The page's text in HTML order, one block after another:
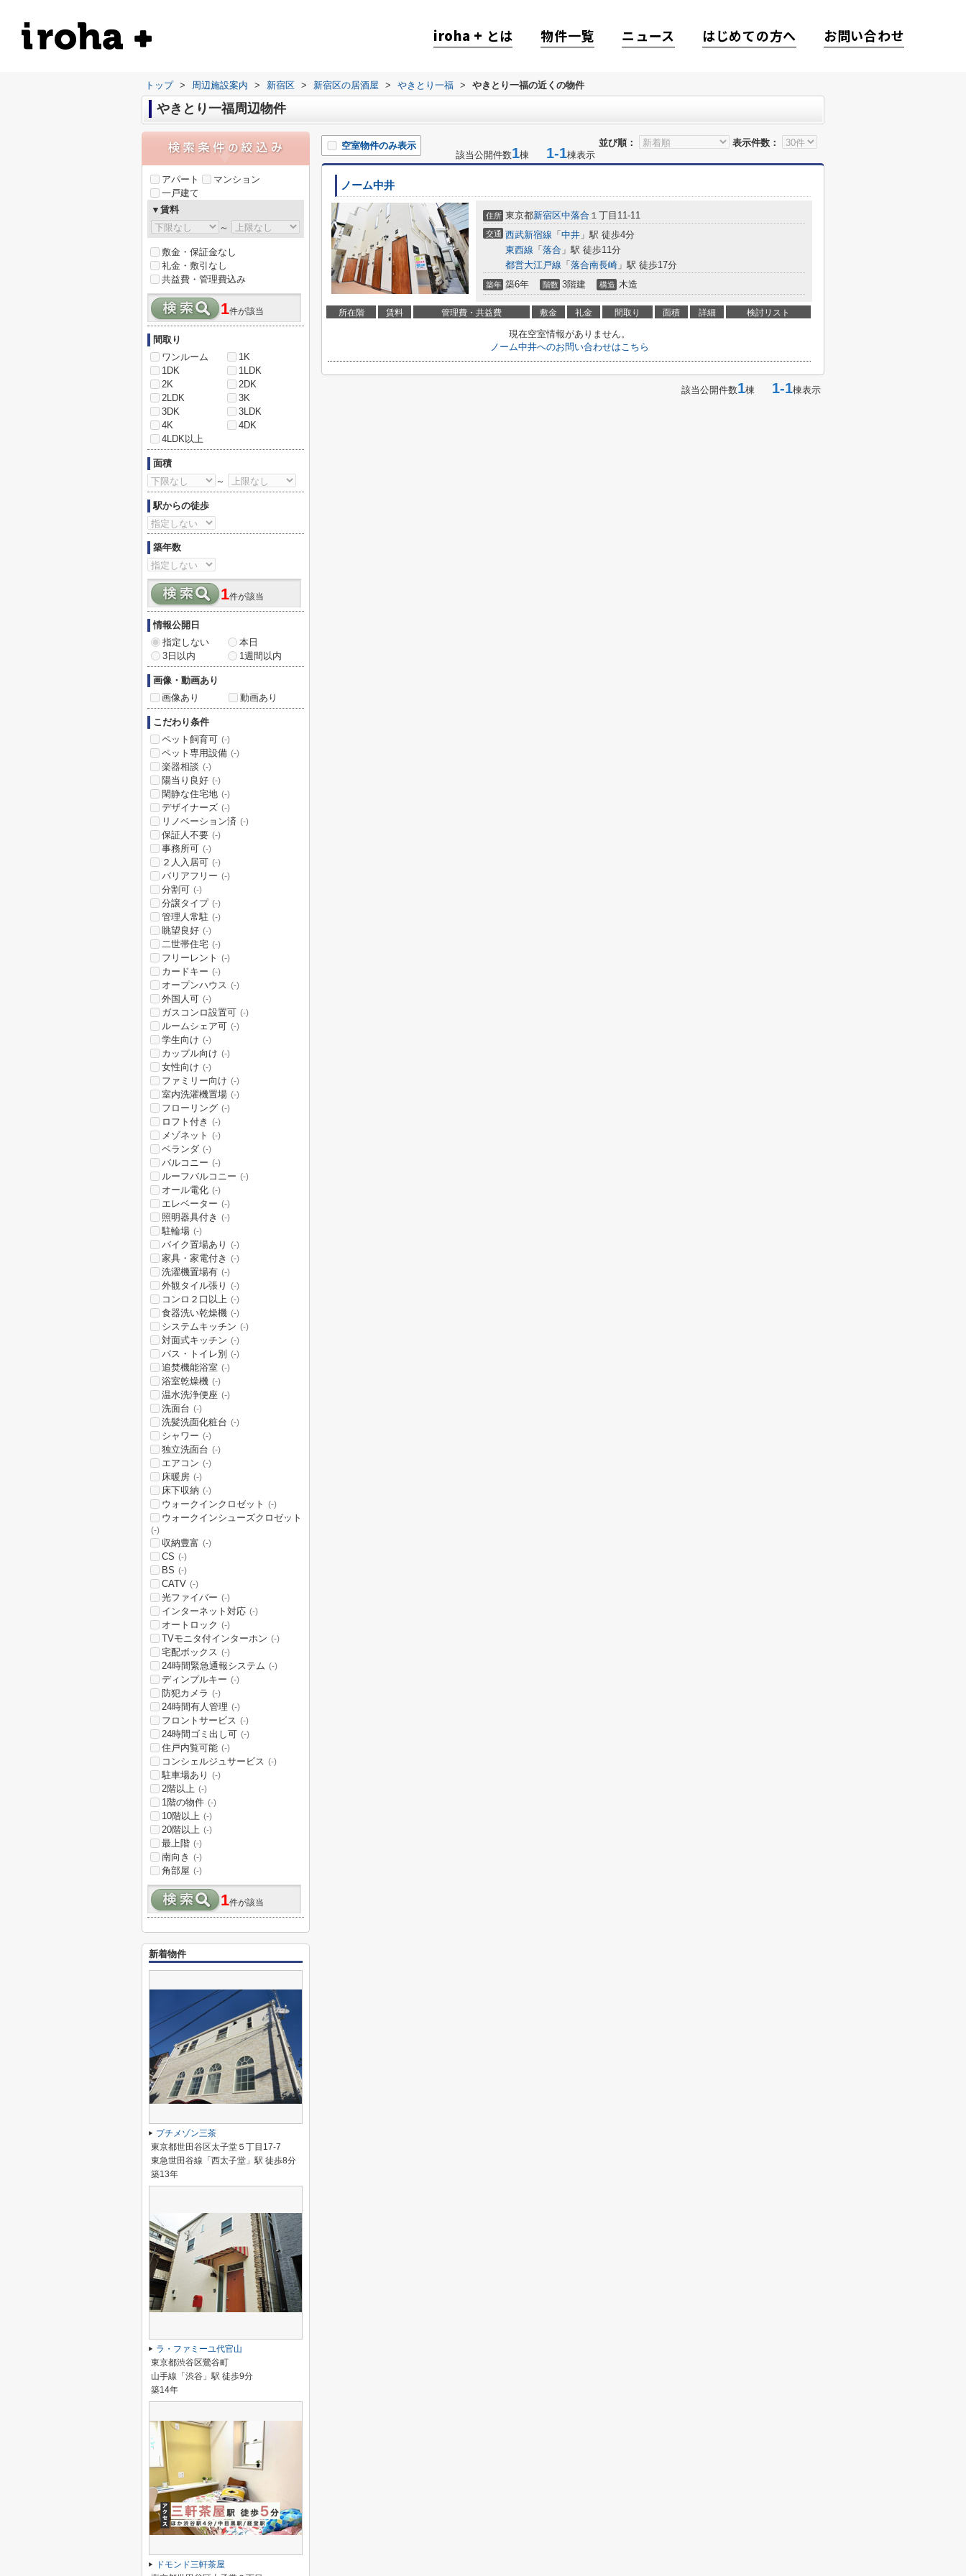
iroha + とは 物件一覧 ニュース はじめての方へ お問い合わせ
トップ > 周辺施設案内 > 新宿区 > 新宿区の居酒屋 > やきとり一福 > やきとり一福の近くの物件
やきとり一福周辺物件
並び順： 表示件数：
空室物件のみ表示
該当公開件数1棟 1-1棟表示
ノーム中井
住所 東京都新宿区中落合 １丁目11-11
交通 西武新宿線 「 中井 」駅 徒歩4分
東西線 「 落合 」駅 徒歩11分
都営大江戸線 「 落合南長崎 」駅 徒歩17分
築年 築6年 階数 3階建 構造 木造
所在階 賃料 管理費・共益費 敷金 礼金 間取り 面積 詳細 検討リスト
現在空室情報がありません。
ノーム中井へのお問い合わせはこちら
該当公開件数1棟 1-1棟表示
アパート
マンション
一戸建て
▼賃料
～
敷金・保証金なし
礼金・敷引なし
共益費・管理費込み
1件が該当
間取り
ワンルーム
1K
1DK
1LDK
2K
2DK
2LDK
3K
3DK
3LDK
4K
4DK
4LDK以上
面積
～
駅からの徒歩
築年数
1件が該当
情報公開日
指定しない
本日
3日以内
1週間以内
画像・動画あり
画像あり
動画あり
こだわり条件
ペット飼育可 (-)
ペット専用設備 (-)
楽器相談 (-)
陽当り良好 (-)
閑静な住宅地 (-)
デザイナーズ (-)
リノベーション済 (-)
保証人不要 (-)
事務所可 (-)
２人入居可 (-)
バリアフリー (-)
分割可 (-)
分譲タイプ (-)
管理人常駐 (-)
眺望良好 (-)
二世帯住宅 (-)
フリーレント (-)
カードキー (-)
オープンハウス (-)
外国人可 (-)
ガスコンロ設置可 (-)
ルームシェア可 (-)
学生向け (-)
カップル向け (-)
女性向け (-)
ファミリー向け (-)
室内洗濯機置場 (-)
フローリング (-)
ロフト付き (-)
メゾネット (-)
ベランダ (-)
バルコニー (-)
ルーフバルコニー (-)
オール電化 (-)
エレベーター (-)
照明器具付き (-)
駐輪場 (-)
バイク置場あり (-)
家具・家電付き (-)
洗濯機置場有 (-)
外観タイル張り (-)
コンロ２口以上 (-)
食器洗い乾燥機 (-)
システムキッチン (-)
対面式キッチン (-)
バス・トイレ別 (-)
追焚機能浴室 (-)
浴室乾燥機 (-)
温水洗浄便座 (-)
洗面台 (-)
洗髪洗面化粧台 (-)
シャワー (-)
独立洗面台 (-)
エアコン (-)
床暖房 (-)
床下収納 (-)
ウォークインクロゼット (-)
ウォークインシューズクロゼット
(-)
収納豊富 (-)
CS (-)
BS (-)
CATV (-)
光ファイバー (-)
インターネット対応 (-)
オートロック (-)
TVモニタ付インターホン (-)
宅配ボックス (-)
24時間緊急通報システム (-)
ディンプルキー (-)
防犯カメラ (-)
24時間有人管理 (-)
フロントサービス (-)
24時間ゴミ出し可 (-)
住戸内覧可能 (-)
コンシェルジュサービス (-)
駐車場あり (-)
2階以上 (-)
1階の物件 (-)
10階以上 (-)
20階以上 (-)
最上階 (-)
南向き (-)
角部屋 (-)
1件が該当
新着物件
プチメゾン三茶
東京都世田谷区太子堂５丁目17-7
東急世田谷線「西太子堂」駅 徒歩8分
築13年
ラ・ファミーユ代官山
東京都渋谷区鶯谷町
山手線「渋谷」駅 徒歩9分
築14年
ドモンド三軒茶屋